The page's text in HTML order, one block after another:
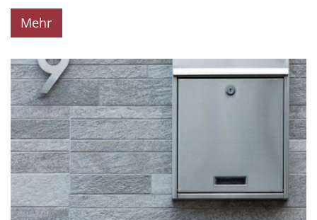
Mehr